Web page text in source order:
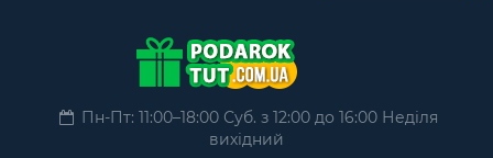
Пн-Пт: 11:00–18:00 Суб. з 12:00 до 16:00 Неділя
вихідний